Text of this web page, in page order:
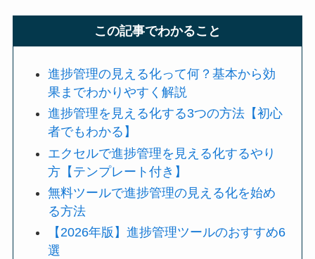
この記事でわかること
進捗管理の見える化って何？基本から効
果までわかりやすく解説
進捗管理を見える化する3つの方法【初心
者でもわかる】
エクセルで進捗管理を見える化するやり
方【テンプレート付き】
無料ツールで進捗管理の見える化を始め
る方法
【2026年版】進捗管理ツールのおすすめ6
選